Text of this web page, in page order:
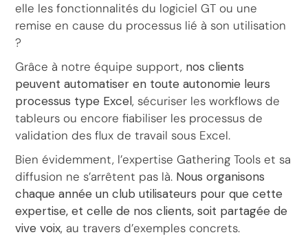
elle les fonctionnalités du logiciel GT ou une
remise en cause du processus lié à son utilisation
?
Grâce à notre équipe support, nos clients
peuvent automatiser en toute autonomie leurs
processus type Excel, sécuriser les workflows de
tableurs ou encore fiabiliser les processus de
validation des flux de travail sous Excel.
Bien évidemment, l’expertise Gathering Tools et sa
diffusion ne s’arrêtent pas là. Nous organisons
chaque année un club utilisateurs pour que cette
expertise, et celle de nos clients, soit partagée de
vive voix, au travers d’exemples concrets.